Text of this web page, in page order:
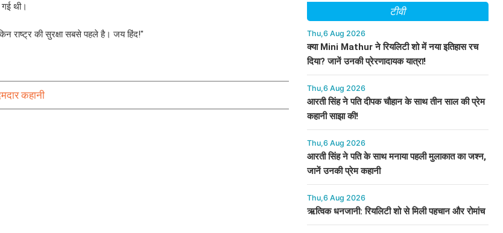
थी।
राष्ट्र की सुरक्षा सबसे पहले है। जय हिंद!"
कहानी
टीवी
Thu,6 Aug 2026
क्या Mini Mathur ने रियलिटी शो में नया इतिहास रच
दिया? जानें उनकी प्रेरणादायक यात्रा!
Thu,6 Aug 2026
आरती सिंह ने पति दीपक चौहान के साथ तीन साल की प्रेम
कहानी साझा की!
Thu,6 Aug 2026
आरती सिंह ने पति के साथ मनाया पहली मुलाकात का जश्न,
जानें उनकी प्रेम कहानी
Thu,6 Aug 2026
ऋत्विक धनजानी: रियलिटी शो से मिली पहचान और रोमांच